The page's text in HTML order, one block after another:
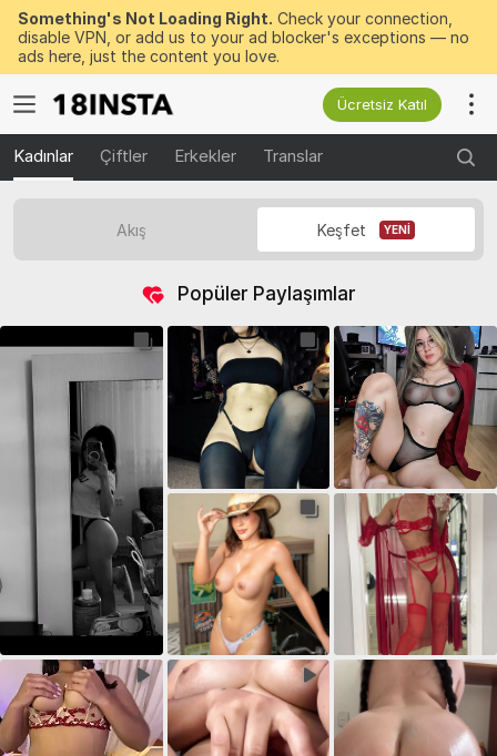
Something's Not Loading Right. Check your connection,
disable VPN, or add us to your ad blocker's exceptions — no
ads here, just the content you love.
Ücretsiz Katıl
Kadınlar Çiftler Erkekler Translar
Akış Keşfet YENI
Popüler Paylaşımlar